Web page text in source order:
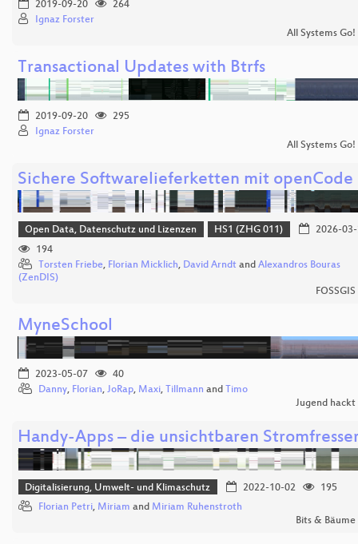
2019-09-20
264
Ignaz Forster
All Systems Go!
Transactional Updates with Btrfs
2019-09-20
295
Ignaz Forster
All Systems Go!
Sichere Softwarelieferketten mit openCode
Open Data, Datenschutz und Lizenzen HS1 (ZHG 011)
2026-
194
Torsten Friebe, Florian Micklich, David Arndt and Alexandros Bouras
(ZenDIS)
MyneSchool
2023-05-07
40
Danny, Florian, JoRap, Maxi, Tillmann and Timo
Jugend hackt
Handy-Apps – die unsichtbaren
Digitalisierung, Umwelt- und Klimaschutz 2022-10-02
195
Florian Petri, Miriam and Miriam Ruhenstroth
Bits & Bäume